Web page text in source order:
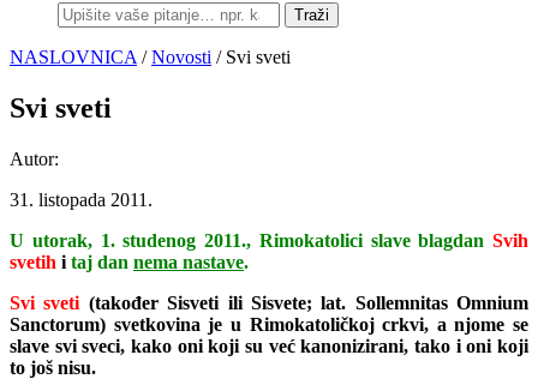
Traži
NASLOVNICA /Novosti / Svi sveti
Svi sveti
Autor:
31. listopada 2011.
U utorak, 1. studenog 2011., Rimokatolici slave blagdan Svih
svetih i taj dan nema nastave.
Svi sveti (također Sisveti ili Sisvete; lat. Sollemnitas Omnium
Sanctorum) svetkovina je u Rimokatoličkoj crkvi, a njome se
slave svi sveci, kako oni koji su već kanonizirani, tako i oni koji
to još nisu.